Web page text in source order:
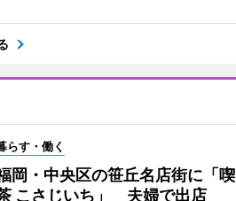
らす・働く
岡・中央区の笹丘名店街に「喫
こさじいち」 夫婦で出店